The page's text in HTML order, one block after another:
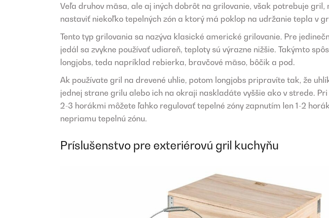
Veľa druhov mäsa, ale aj iných dobrôt na grilovanie, však potrebuje gril,
nastaviť niekoľko tepelných zón a ktorý má poklop na udržanie tepla v
Tento typ grilovania sa nazýva klasické americké grilovanie. Pre
jedál sa zvykne používať udiareň, teploty sú výrazne nižšie. Takýmto
longjobs, teda napríklad rebierka, bravčové mäso, bôčik a pod.
Ak používate gril na drevené uhlie, potom longjobs pripravíte tak, že
jednej strane grilu alebo ich na okraji naskladáte vyššie ako v strede.
2-3 horákmi môžete ľahko regulovať tepelné zóny zapnutím len 1-2
nepriamu tepelnú zónu.
Príslušenstvo pre exteriérovú gril kuchyňu